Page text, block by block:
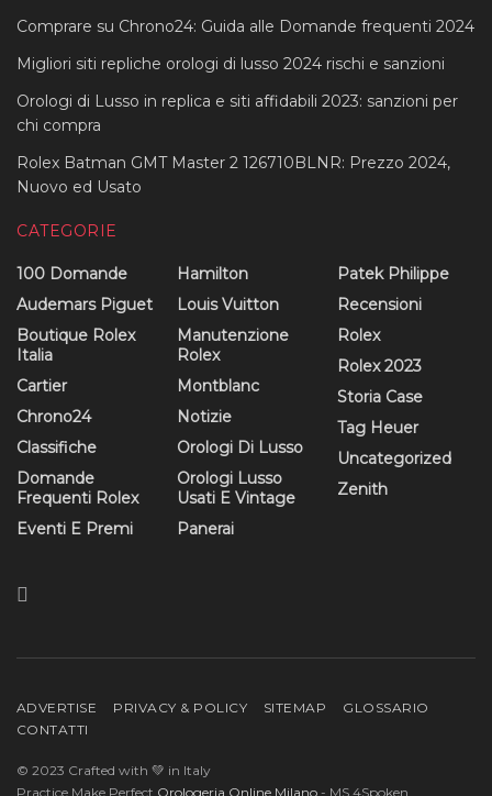
Comprare su Chrono24: Guida alle Domande frequenti 2024
Migliori siti repliche orologi di lusso 2024 rischi e sanzioni
Orologi di Lusso in replica e siti affidabili 2023: sanzioni per
chi compra
Rolex Batman GMT Master 2 126710BLNR: Prezzo 2024,
Nuovo ed Usato
CATEGORIE
100 Domande
Audemars Piguet
Boutique Rolex
Italia
Cartier
Chrono24
Classifiche
Domande
Frequenti Rolex
Eventi E Premi
Hamilton
Louis Vuitton
Manutenzione
Rolex
Montblanc
Notizie
Orologi Di Lusso
Orologi Lusso
Usati E Vintage
Panerai
Patek Philippe
Recensioni
Rolex
Rolex 2023
Storia Case
Tag Heuer
Uncategorized
Zenith
ADVERTISE PRIVACY & POLICY SITEMAP
GLOSSARIO
CONTATTI
© 2023 Crafted with 💚 in Italy
Practice Make Perfect Orologeria Online Milano - MS 4Spoken